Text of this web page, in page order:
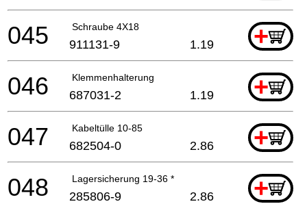
Schraube 4X18 +
045 911131-9 1.19
Klemmenhalterung +
046 687031-2 1.19
Kabeltülle 10-85 +
047 682504-0 2.86
Lagersicherung 19-36 * +
048 285806-9 2.86